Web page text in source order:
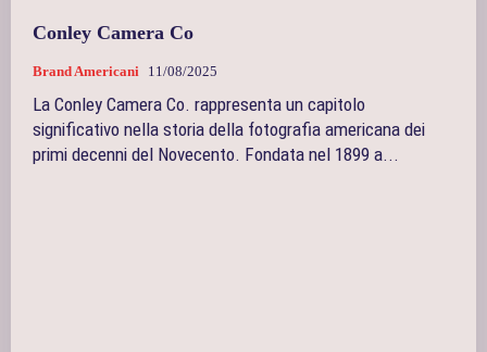
Conley Camera Co
Brand Americani 11/08/2025
La Conley Camera Co. rappresenta un capitolo
significativo nella storia della fotografia americana dei
primi decenni del Novecento. Fondata nel 1899 a...